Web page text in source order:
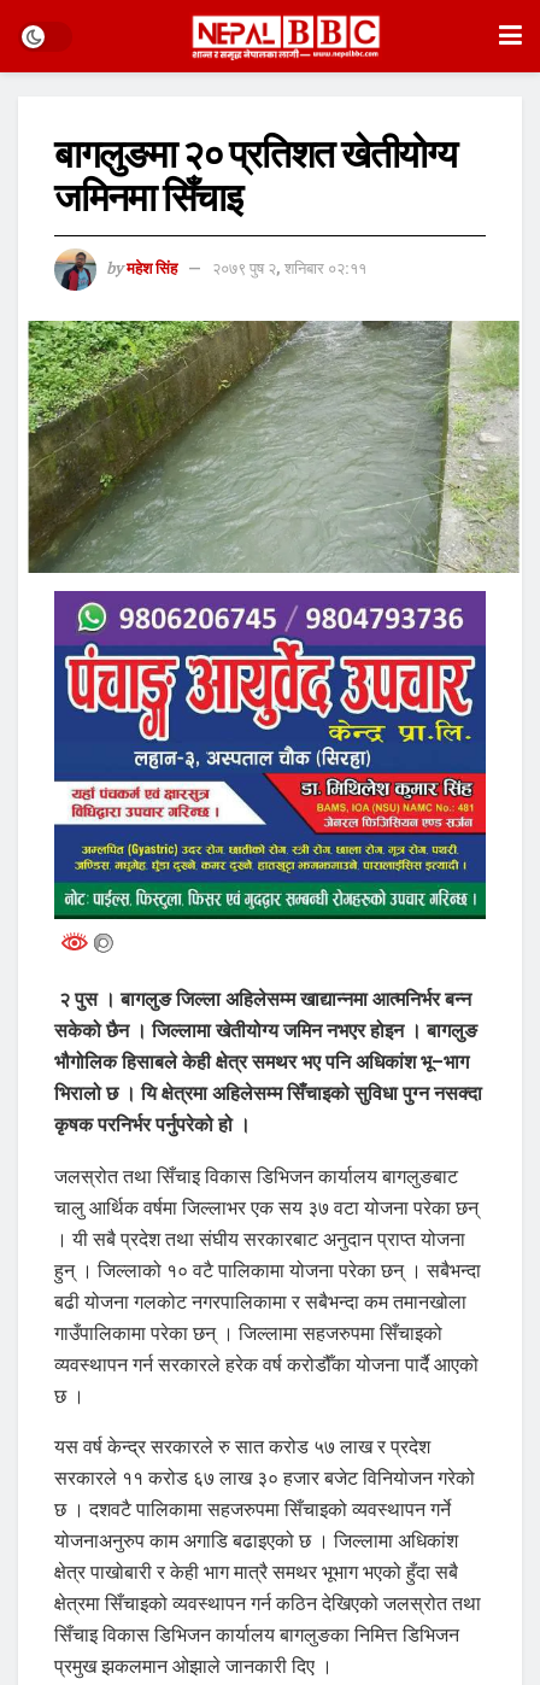
बागलुङमा २० प्रतिशत खेतीयोग्य
जमिनमा सिँचाइ
by महेश सिंह २०७९ पुष २, शनिबार ०२:११
२ पुस । बागलुङ जिल्ला अहिलेसम्म खाद्यान्नमा आत्मनिर्भर बन्न
सकेको छैन । जिल्लामा खेतीयोग्य जमिन नभएर होइन । बागलुङ
भौगोलिक हिसाबले केही क्षेत्र समथर भए पनि अधिकांश भू–भाग
भिरालो छ । यि क्षेत्रमा अहिलेसम्म सिँचाइको सुविधा पुग्न नसक्दा
कृषक परनिर्भर पर्नुपरेको हो ।
जलस्रोत तथा सिँचाइ विकास डिभिजन कार्यालय बागलुङबाट
चालु आर्थिक वर्षमा जिल्लाभर एक सय ३७ वटा योजना परेका छन्
। यी सबै प्रदेश तथा संघीय सरकारबाट अनुदान प्राप्त योजना
हुन् । जिल्लाको १० वटै पालिकामा योजना परेका छन् । सबैभन्दा
बढी योजना गलकोट नगरपालिकामा र सबैभन्दा कम तमानखोला
गाउँपालिकामा परेका छन् । जिल्लामा सहजरुपमा सिँचाइको
व्यवस्थापन गर्न सरकारले हरेक वर्ष करोडौँका योजना पार्दै आएको
छ ।
यस वर्ष केन्द्र सरकारले रु सात करोड ५७ लाख र प्रदेश
सरकारले ११ करोड ६७ लाख ३० हजार बजेट विनियोजन गरेको
छ । दशवटै पालिकामा सहजरुपमा सिँचाइको व्यवस्थापन गर्ने
योजनाअनुरुप काम अगाडि बढाइएको छ । जिल्लामा अधिकांश
क्षेत्र पाखोबारी र केही भाग मात्रै समथर भूभाग भएको हुँदा सबै
क्षेत्रमा सिँचाइको व्यवस्थापन गर्न कठिन देखिएको जलस्रोत तथा
सिँचाइ विकास डिभिजन कार्यालय बागलुङका निमित्त डिभिजन
प्रमुख झकलमान ओझाले जानकारी दिए ।